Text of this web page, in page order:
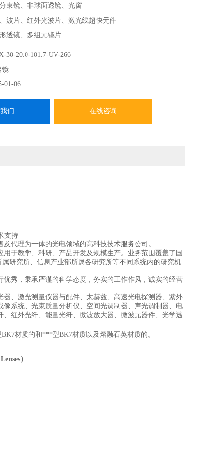
束镜、非球面透镜、光窗
波片、红外光波片、激光线超快元件
透镜、多组元镜片
求 CVI柱透镜
CVI Laser Optics在中国、香港、中国台湾地区的总代，提
30-20.0-101.7-UV-266
镜
01-06
们 在线咨询
支持
代理为一体的光电领域的高科技技术服务公司。
于教学、科研、产品开发及规模生产。业务范围覆盖了国
研究所、信息产业部所属各研究所等不同系统内的研究机
秀，秉承严谨的科学态度，务实的工作作风，诚实的经营
、激光测量仪器与配件、太赫兹、高速光电探测器、紫外
系统、光束质量分析仪、空间光调制器、声光调制器、电
红外光纤、能量光纤、微波放大器、微波元器件、光学透
材质的和***型BK7材质以及熔融石英材质的。
）